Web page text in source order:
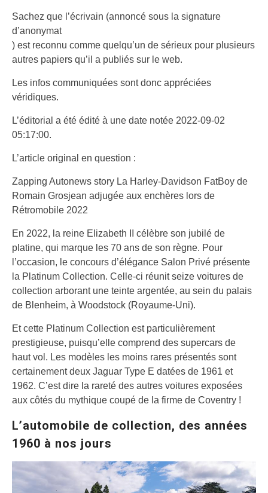
Sachez que l’écrivain (annoncé sous la signature
d’anonymat
) est reconnu comme quelqu’un de sérieux pour plusieurs
autres papiers qu’il a publiés sur le web.
Les infos communiquées sont donc appréciées
véridiques.
L’éditorial a été édité à une date notée 2022-09-02
05:17:00.
L’article original en question :
Zapping Autonews story La Harley-Davidson FatBoy de
Romain Grosjean adjugée aux enchères lors de
Rétromobile 2022
En 2022, la reine Elizabeth II célèbre son jubilé de
platine, qui marque les 70 ans de son règne. Pour
l’occasion, le concours d’élégance Salon Privé présente
la Platinum Collection. Celle-ci réunit seize voitures de
collection arborant une teinte argentée, au sein du palais
de Blenheim, à Woodstock (Royaume-Uni).
Et cette Platinum Collection est particulièrement
prestigieuse, puisqu’elle comprend des supercars de
haut vol. Les modèles les moins rares présentés sont
certainement deux Jaguar Type E datées de 1961 et
1962. C’est dire la rareté des autres voitures exposées
aux côtés du mythique coupé de la firme de Coventry !
L’automobile de collection, des années
1960 à nos jours